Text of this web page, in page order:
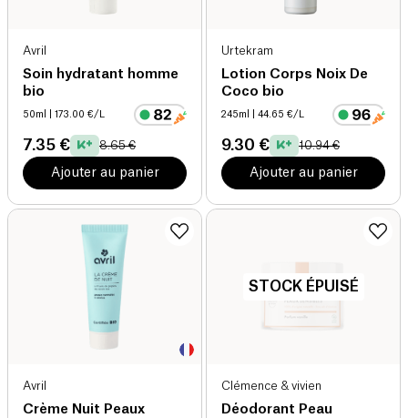
Avril
Soin hydratant homme
bio
50ml | 173.00 €/L
7.35 € 8.65 €
Ajouter au panier
Urtekram
Lotion Corps Noix De
Coco bio
245ml | 44.65 €/L
9.30 € 10.94 €
Ajouter au panier
Avril
Crème Nuit Peaux
STOCK ÉPUISÉ
Clémence & vivien
Déodorant Peau